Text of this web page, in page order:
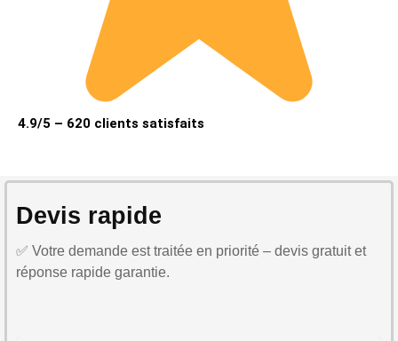
4.9/5 – 620 clients satisfaits
Devis rapide
✅ Votre demande est traitée en priorité – devis gratuit et
réponse rapide garantie.